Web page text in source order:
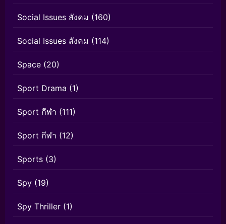
Social Issues สังคม (160)
Social Issues สังคม (114)
Space (20)
Sport Drama (1)
Sport กีฬา (111)
Sport กีฬา (12)
Sports (3)
Spy (19)
Spy Thriller (1)